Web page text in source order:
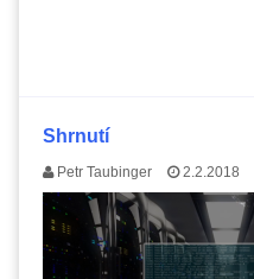
Shrnutí
Petr Taubinger
2.2.2018